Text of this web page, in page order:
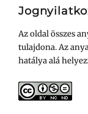
Az oldal összes
tulajdona. Az
hatálya alá